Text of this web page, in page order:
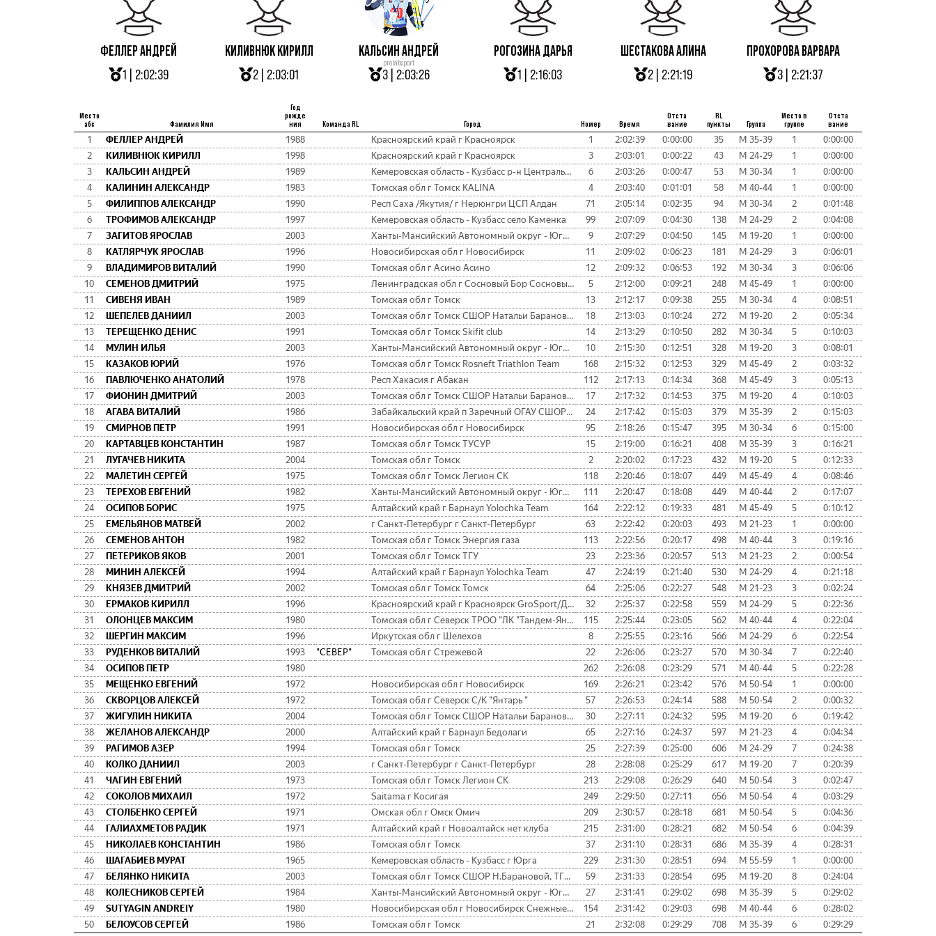
ФЕЛЛЕР АНДРЕЙ
1 | 2:02:39
КИЛИВНЮК КИРИЛЛ
2 | 2:03:01
КАЛЬСИН АНДРЕЙ
prolabsport
3 | 2:03:26
РОГОЗИНА ДАРЬЯ
1 | 2:16:03
ШЕСТАКОВА АЛИНА
2 | 2:21:19
ПРОХОРОВА ВАРВАРА
3 | 2:21:37
Место
абс
Фамилия Имя
Год
рожде
ния
Команда RL Город Номер Время
Отста
вание
RL
пункты
Группа
Место в
группе
Отста
вание
1 ФЕЛЛЕР АНДРЕЙ 1988 Красноярский край г Красноярск 1 2:02:39 0:00:00 35 М 35-39 1
0:00:00
2
КИЛИВНЮК КИРИЛЛ 1998 Красноярский край г Красноярск 3 2:03:01 0:00:22 43 М 24-29 1
0:00:00
3
КАЛЬСИН АНДРЕЙ 1989 Кемеровская область - Кузбасс р-н Центральный prolabsport 6 2:03:26 0:00:47 53 М 30-34 1
0:00:00
4
КАЛИНИН АЛЕКСАНДР 1983 Томская обл г Томск KALINA 4 2:03:40 0:01:01 58 М 40-44 1
0:00:00
5
ФИЛИППОВ АЛЕКСАНДР 1990 Респ Саха /Якутия/ г Нерюнгри ЦСП Алдан 71 2:05:14 0:02:35 94 М 30-34 2
0:01:48
6
ТРОФИМОВ АЛЕКСАНДР 1997 Кемеровская область - Кузбасс село Каменка 99 2:07:09 0:04:30 138 М 24-29 2
0:04:08
7
ЗАГИТОВ ЯРОСЛАВ 2003 Ханты-Мансийский Автономный округ - Югра г Сургут 9 2:07:29 0:04:50 145 М 19-20 1
0:00:00
8
КАТЛЯРЧУК ЯРОСЛАВ 1996 Новосибирская обл г Новосибирск 11 2:09:02 0:06:23 181 М 24-29 3
0:06:01
9
ВЛАДИМИРОВ ВИТАЛИЙ 1990 Томская обл г Асино Асино 12 2:09:32 0:06:53 192 М 30-34 3
0:06:06
10
СЕМЕНОВ ДМИТРИЙ 1975 Ленинградская обл г Сосновый Бор Сосновый Бор ЛАЭС 5 2:12:00 0:09:21 248 М 45-49 1
0:00:00
11
СИВЕНЯ ИВАН 1989 Томская обл г Томск 13 2:12:17 0:09:38 255 М 30-34 4
0:08:51
12
ШЕПЕЛЕВ ДАНИИЛ 2003 Томская обл г Томск СШОР Натальи Барановой 18 2:13:03 0:10:24 272 М 19-20 2
0:05:34
13
ТЕРЕЩЕНКО ДЕНИС 1991 Томская обл г Томск Skifit club 14 2:13:29 0:10:50 282 М 30-34 5
0:10:03
14
МУЛИН ИЛЬЯ 2003 Ханты-Мансийский Автономный округ - Югра г Сургут 10 2:15:30 0:12:51 328 М 19-20 3
0:08:01
15
КАЗАКОВ ЮРИЙ 1976 Томская обл г Томск Rosneft Triathlon Team 168 2:15:32 0:12:53 329 М 45-49 2
0:03:32
16
ПАВЛЮЧЕНКО АНАТОЛИЙ 1978 Респ Хакасия г Абакан 112 2:17:13 0:14:34 368 М 45-49 3
0:05:13
17
ФИОНИН ДМИТРИЙ 2003 Томская обл г Томск СШОР Натальи Барановой 17 2:17:32 0:14:53 375 М 19-20 4
0:10:03
18
АГАВА ВИТАЛИЙ 1986 Забайкальский край п Заречный ОГАУ СШОР Н. Барановой 24 2:17:42 0:15:03 379 М 35-39 2
0:15:03
19
СМИРНОВ ПЕТР 1991 Новосибирская обл г Новосибирск 95 2:18:26 0:15:47 395 М 30-34 6
0:15:00
20
КАРТАВЦЕВ КОНСТАНТИН 1987 Томская обл г Томск ТУСУР 15 2:19:00 0:16:21 408 М 35-39 3
0:16:21
21
ЛУГАЧЕВ НИКИТА 2004 Томская обл г Томск 2 2:20:02 0:17:23 432 М 19-20 5
0:12:33
22
МАЛЕТИН СЕРГЕЙ 1975 Томская обл г Томск Легион СК 118 2:20:46 0:18:07 449 М 45-49 4
0:08:46
23
ТЕРЕХОВ ЕВГЕНИЙ 1982 Ханты-Мансийский Автономный округ - Югра г Нижневартовск 111 2:20:47 0:18:08 449 М 40-44 2
0:17:07
24
ОСИПОВ БОРИС 1975 Алтайский край г Барнаул Yolochka Team 164 2:22:12 0:19:33 481 М 45-49 5
0:10:12
25
ЕМЕЛЬЯНОВ МАТВЕЙ 2002 г Санкт-Петербург г Санкт-Петербург 63 2:22:42 0:20:03 493 М 21-23 1
0:00:00
26
СЕМЕНОВ АНТОН 1982 Томская обл г Томск Энергия газа 113 2:22:56 0:20:17 498 М 40-44 3
0:19:16
27
ПЕТЕРИКОВ ЯКОВ 2001 Томская обл г Томск ТГУ 23 2:23:36 0:20:57 513 М 21-23 2
0:00:54
28
МИНИН АЛЕКСЕЙ 1994 Алтайский край г Барнаул Yolochka Team 47 2:24:19 0:21:40 530 М 24-29 4
0:21:18
29
КНЯЗЕВ ДМИТРИЙ 2002 Томская обл г Томск Томск 64 2:25:06 0:22:27 548 М 21-23 3
0:02:24
30
ЕРМАКОВ КИРИЛЛ 1996 Красноярский край г Красноярск GroSport/ДКИОР 32 2:25:37 0:22:58 559 М 24-29 5
0:22:36
31
ОЛОНЦЕВ МАКСИМ 1980 Томская обл г Северск ТРОО "ЛК "Тандем-Янтарь" 115 2:25:44 0:23:05 562 М 40-44 4
0:22:04
32
ШЕРГИН МАКСИМ 1996 Иркутская обл г Шелехов 8 2:25:55 0:23:16 566 М 24-29 6
0:22:54
33
РУДЕНКОВ ВИТАЛИЙ 1993 "СЕВЕР" Томская обл г Стрежевой 22 2:26:06 0:23:27 570 М 30-34 7
0:22:40
34
ОСИПОВ ПЕТР 1980 262 2:26:08 0:23:29 571 М 40-44 5
0:22:28
35
МЕЩЕНКО ЕВГЕНИЙ 1972 Новосибирская обл г Новосибирск 169 2:26:21 0:23:42 576 М 50-54 1
0:00:00
36
СКВОРЦОВ АЛЕКСЕЙ 1972 Томская обл г Северск С/К "Янтарь " 57 2:26:53 0:24:14 588 М 50-54 2
0:00:32
37
ЖИГУЛИН НИКИТА 2004 Томская обл г Томск СШОР Натальи Барановой, ТГПУ 30 2:27:11 0:24:32 595 М 19-20 6
0:19:42
38
ЖЕЛАНОВ АЛЕКСАНДР 2000 Алтайский край г Барнаул Бедолаги 65 2:27:16 0:24:37 597 М 21-23 4
0:04:34
39
РАГИМОВ АЗЕР 1994 Томская обл г Томск 25 2:27:39 0:25:00 606 М 24-29 7
0:24:38
40
КОЛКО ДАНИИЛ 2003 г Санкт-Петербург г Санкт-Петербург 28 2:28:08 0:25:29 617 М 19-20 7
0:20:39
41
ЧАГИН ЕВГЕНИЙ 1973 Томская обл г Томск Легион СК 213 2:29:08 0:26:29 640 М 50-54 3
0:02:47
42
СОКОЛОВ МИХАИЛ 1972 Saitama г Косигая 249 2:29:50 0:27:11 656 М 50-54 4
0:03:29
43
СТОЛБЕНКО СЕРГЕЙ 1971 Омская обл г Омск Омич 209 2:30:57 0:28:18 681 М 50-54 5
0:04:36
44
ГАЛИАХМЕТОВ РАДИК 1971 Алтайский край г Новоалтайск нет клуба 215 2:31:00 0:28:21 682 М 50-54 6
0:04:39
45
НИКОЛАЕВ КОНСТАНТИН 1986 Томская обл г Томск 37 2:31:10 0:28:31 686 М 35-39 4
0:28:31
46
ШАГАБИЕВ МУРАТ 1965 Кемеровская область - Кузбасс г Юрга 229 2:31:30 0:28:51 694 М 55-59 1
0:00:00
47
БЕЛЯНКО НИКИТА 2003 Томская обл г Томск СШОР Н.Барановой, ТГПУ 59 2:31:33 0:28:54 695 М 19-20 8
0:24:04
48
КОЛЕСНИКОВ СЕРГЕЙ 1984 Ханты-Мансийский Автономный округ - Югра г Ханты-Мансийск SkiManiacs 27 2:31:41 0:29:02 698 М 35-39 5
0:29:02
49
SUTYAGIN ANDREIY 1980 Новосибирская обл г Новосибирск Снежные Барсы 154 2:31:42 0:29:03 698 М 40-44 6
0:28:02
50
БЕЛОУСОВ СЕРГЕЙ 1986 Томская обл г Томск 21 2:32:08 0:29:29 708 М 35-39 6 0:29:29